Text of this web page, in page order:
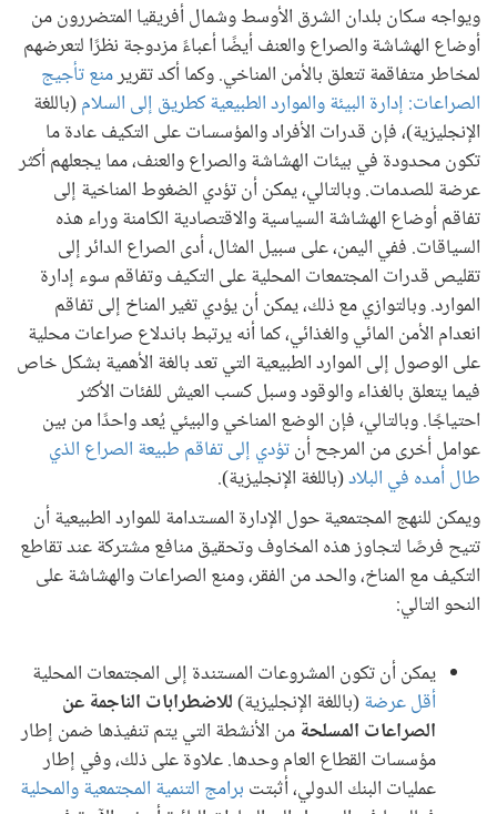
ويواجه سكان بلدان الشرق الأوسط وشمال أفريقيا المتضررون من
أوضاع الهشاشة والصراع والعنف أيضًا أعباءً مزدوجة نظرًا لتعرضهم
لمخاطر متفاقمة تتعلق بالأمن المناخي. وكما أكد تقريرمنع تأجيج
الصراعات: إدارة البيئة والموارد الطبيعية كطريق إلى السلام(باللغة
الإنجليزية)، فإن قدرات الأفراد والمؤسسات على التكيف عادة ما
تكون محدودة في بيئات الهشاشة والصراع والعنف، مما يجعلهم أكثر
عرضة للصدمات. وبالتالي، يمكن أن تؤدي الضغوط المناخية إلى
تفاقم أوضاع الهشاشة السياسية والاقتصادية الكامنة وراء هذه
السياقات. ففي اليمن، على سبيل المثال، أدى الصراع الدائر إلى
تقليص قدرات المجتمعات المحلية على التكيف وتفاقم سوء إدارة
الموارد. وبالتوازي مع ذلك، يمكن أن يؤدي تغير المناخ إلى تفاقم
انعدام الأمن المائي والغذائي، كما أنه يرتبط باندلاع صراعات محلية
على الوصول إلى الموارد الطبيعية التي تعد بالغة الأهمية بشكل خاص
فيما يتعلق بالغذاء والوقود وسبل كسب العيش للفئات الأكثر
احتياجًا. وبالتالي، فإن الوضع المناخي والبيئي يُعد واحدًا من بين
عوامل أخرى من المرجح أنتؤدي إلى تفاقم طبيعة الصراع الذي
طال أمده في البلاد(باللغة الإنجليزية).
ويمكن للنهج المجتمعية حول الإدارة المستدامة للموارد الطبيعية أن
تتيح فرصًا لتجاوز هذه المخاوف وتحقيق منافع مشتركة عند تقاطع
التكيف مع المناخ، والحد من الفقر، ومنع الصراعات والهشاشة على
النحو التالي:
يمكن أن تكون المشروعات المستندة إلى المجتمعات المحلية
أقل عرضة(باللغة الإنجليزية)للاضطرابات الناجمة عن
الصراعات المسلحة من الأنشطة التي يتم تنفيذها ضمن إطار
مؤسسات القطاع العام وحدها. علاوة على ذلك، وفي إطار
عمليات البنك الدولي، أثبتت برامج التنمية المجتمعية والمحلية